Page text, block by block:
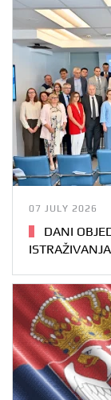
07 JULY 2026
DANI